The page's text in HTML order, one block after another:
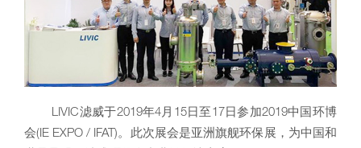
LIVIC滤威于2019年4月15日至17日参加2019中国环博
会(IE EXPO / IFAT)。此次展会是亚洲旗舰环保展，为中国和